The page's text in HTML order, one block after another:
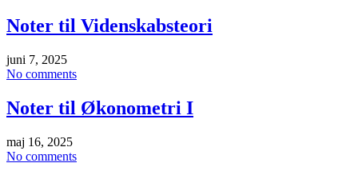
Noter til Videnskabsteori
juni 7, 2025
No comments
Noter til Økonometri I
maj 16, 2025
No comments